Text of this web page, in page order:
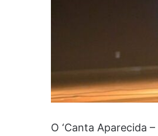
O ‘Canta Aparecida